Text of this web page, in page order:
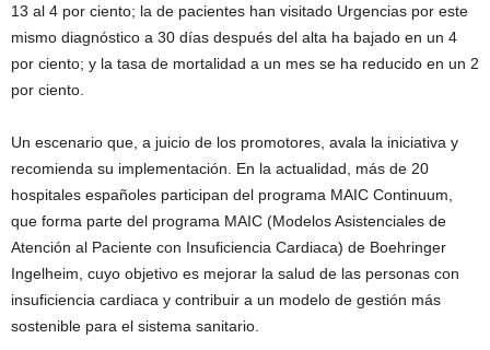
13 al 4 por ciento; la de pacientes han visitado Urgencias por este
mismo diagnóstico a 30 días después del alta ha bajado en un 4
por ciento; y la tasa de mortalidad a un mes se ha reducido en un 2
por ciento.
Un escenario que, a juicio de los promotores, avala la iniciativa y
recomienda su implementación. En la actualidad, más de 20
hospitales españoles participan del programa MAIC Continuum,
que forma parte del programa MAIC (Modelos Asistenciales de
Atención al Paciente con Insuficiencia Cardiaca) de Boehringer
Ingelheim, cuyo objetivo es mejorar la salud de las personas con
insuficiencia cardiaca y contribuir a un modelo de gestión más
sostenible para el sistema sanitario.